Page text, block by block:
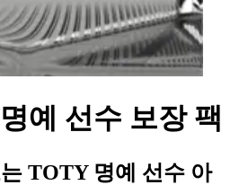
예 선수 보장 팩
TOTY 명예 선수 아